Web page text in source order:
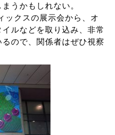
うかもしれない。
ックスの展示会から、オ
ルなどを取り込み、非常
ので、関係者はぜひ視察